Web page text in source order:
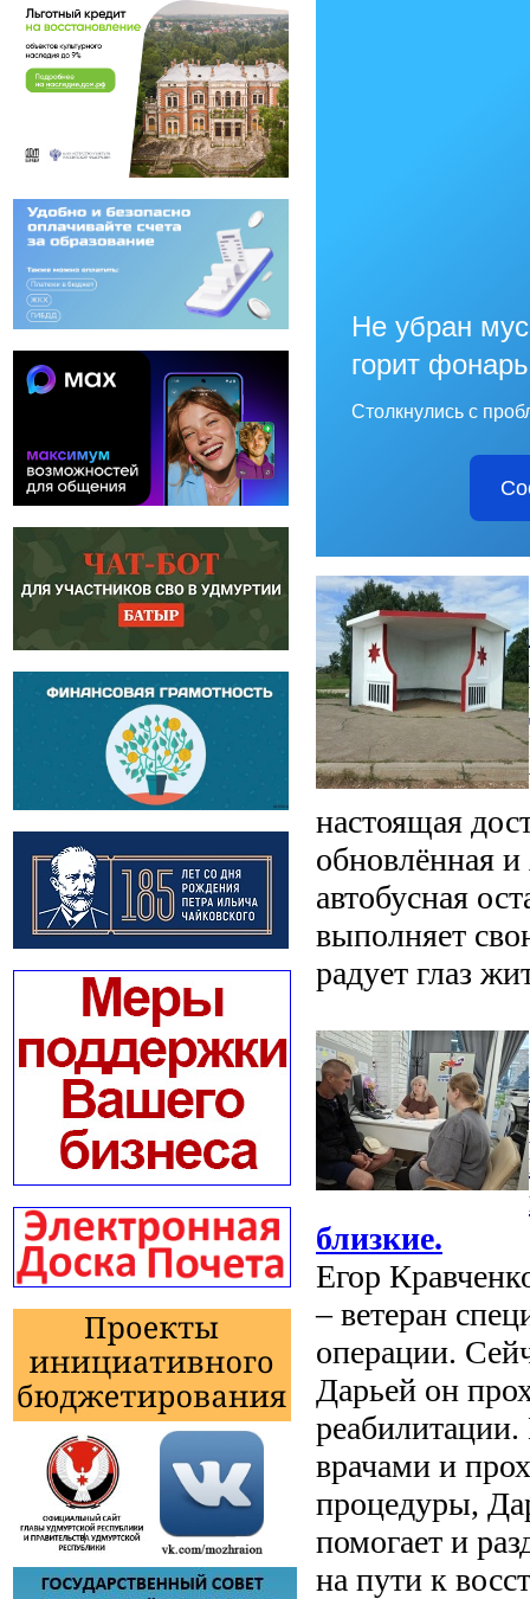
Не убран
горит
Столкнулись с
настоящая
обновлённая
автобусная
выполняет
радует глаз
близкие.
Егор
– ветеран
операции.
Дарьей он
реабилитации.
врачами и
процедуры,
помогает и
на пути к